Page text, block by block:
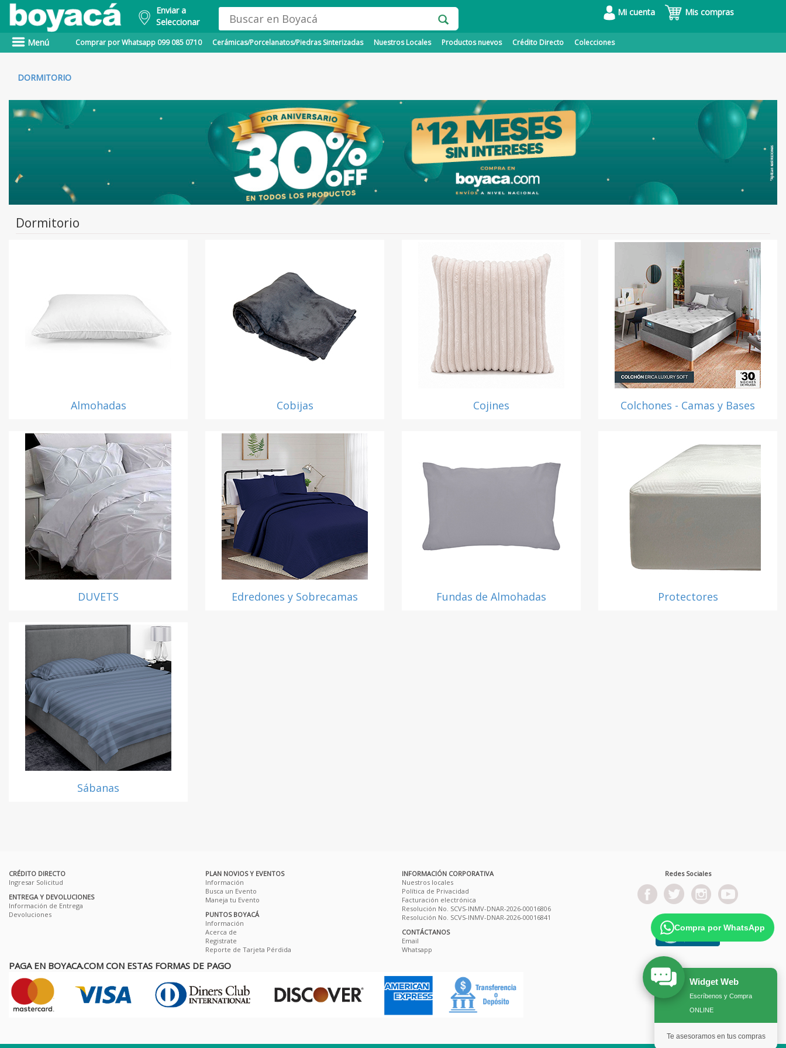
Enviar a
Seleccionar
Mi cuenta Mis compras
Menú Comprar por Whatsapp 099 085 0710 Cerámicas/Porcelanatos/Piedras Sinterizadas Nuestros Locales Productos nuevos Crédito Directo Colecciones
DORMITORIO
Dormitorio
Almohadas Cobijas Cojines Colchones - Camas y Bases
DUVETS Edredones y Sobrecamas Fundas de Almohadas Protectores
Sábanas
CRÉDITO DIRECTO
Ingresar Solicitud
ENTREGA Y DEVOLUCIONES
Información de Entrega
Devoluciones
PLAN NOVIOS Y EVENTOS
Información
Busca un Evento
Maneja tu Evento
PUNTOS BOYACÁ
Información
Acerca de
Registrate
Reporte de Tarjeta Pérdida
INFORMACIÓN CORPORATIVA
Nuestros locales
Política de Privacidad
Facturación electrónica
Resolución No. SCVS-INMV-DNAR-2026-00016806
Resolución No. SCVS-INMV-DNAR-2026-00016841
CONTÁCTANOS
Email
Whatsapp
Redes Sociales
PAGA EN BOYACA.COM CON ESTAS FORMAS DE PAGO
Compra por WhatsApp